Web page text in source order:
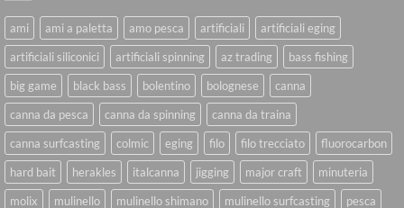
ami ami a paletta amo pesca artificiali
artificiali eging
artificiali siliconici
artificiali spinning az trading
bass fishing
big game
black bass bolentino bolognese
canna
canna da pesca
canna da spinning
canna da traina
canna surfcasting
colmic eging filo filo trecciato
fluorocarbon
hard bait
herakles italcanna jigging major craft
minuteria
molix
mulinello mulinello shimano mulinello surfcasting pesca